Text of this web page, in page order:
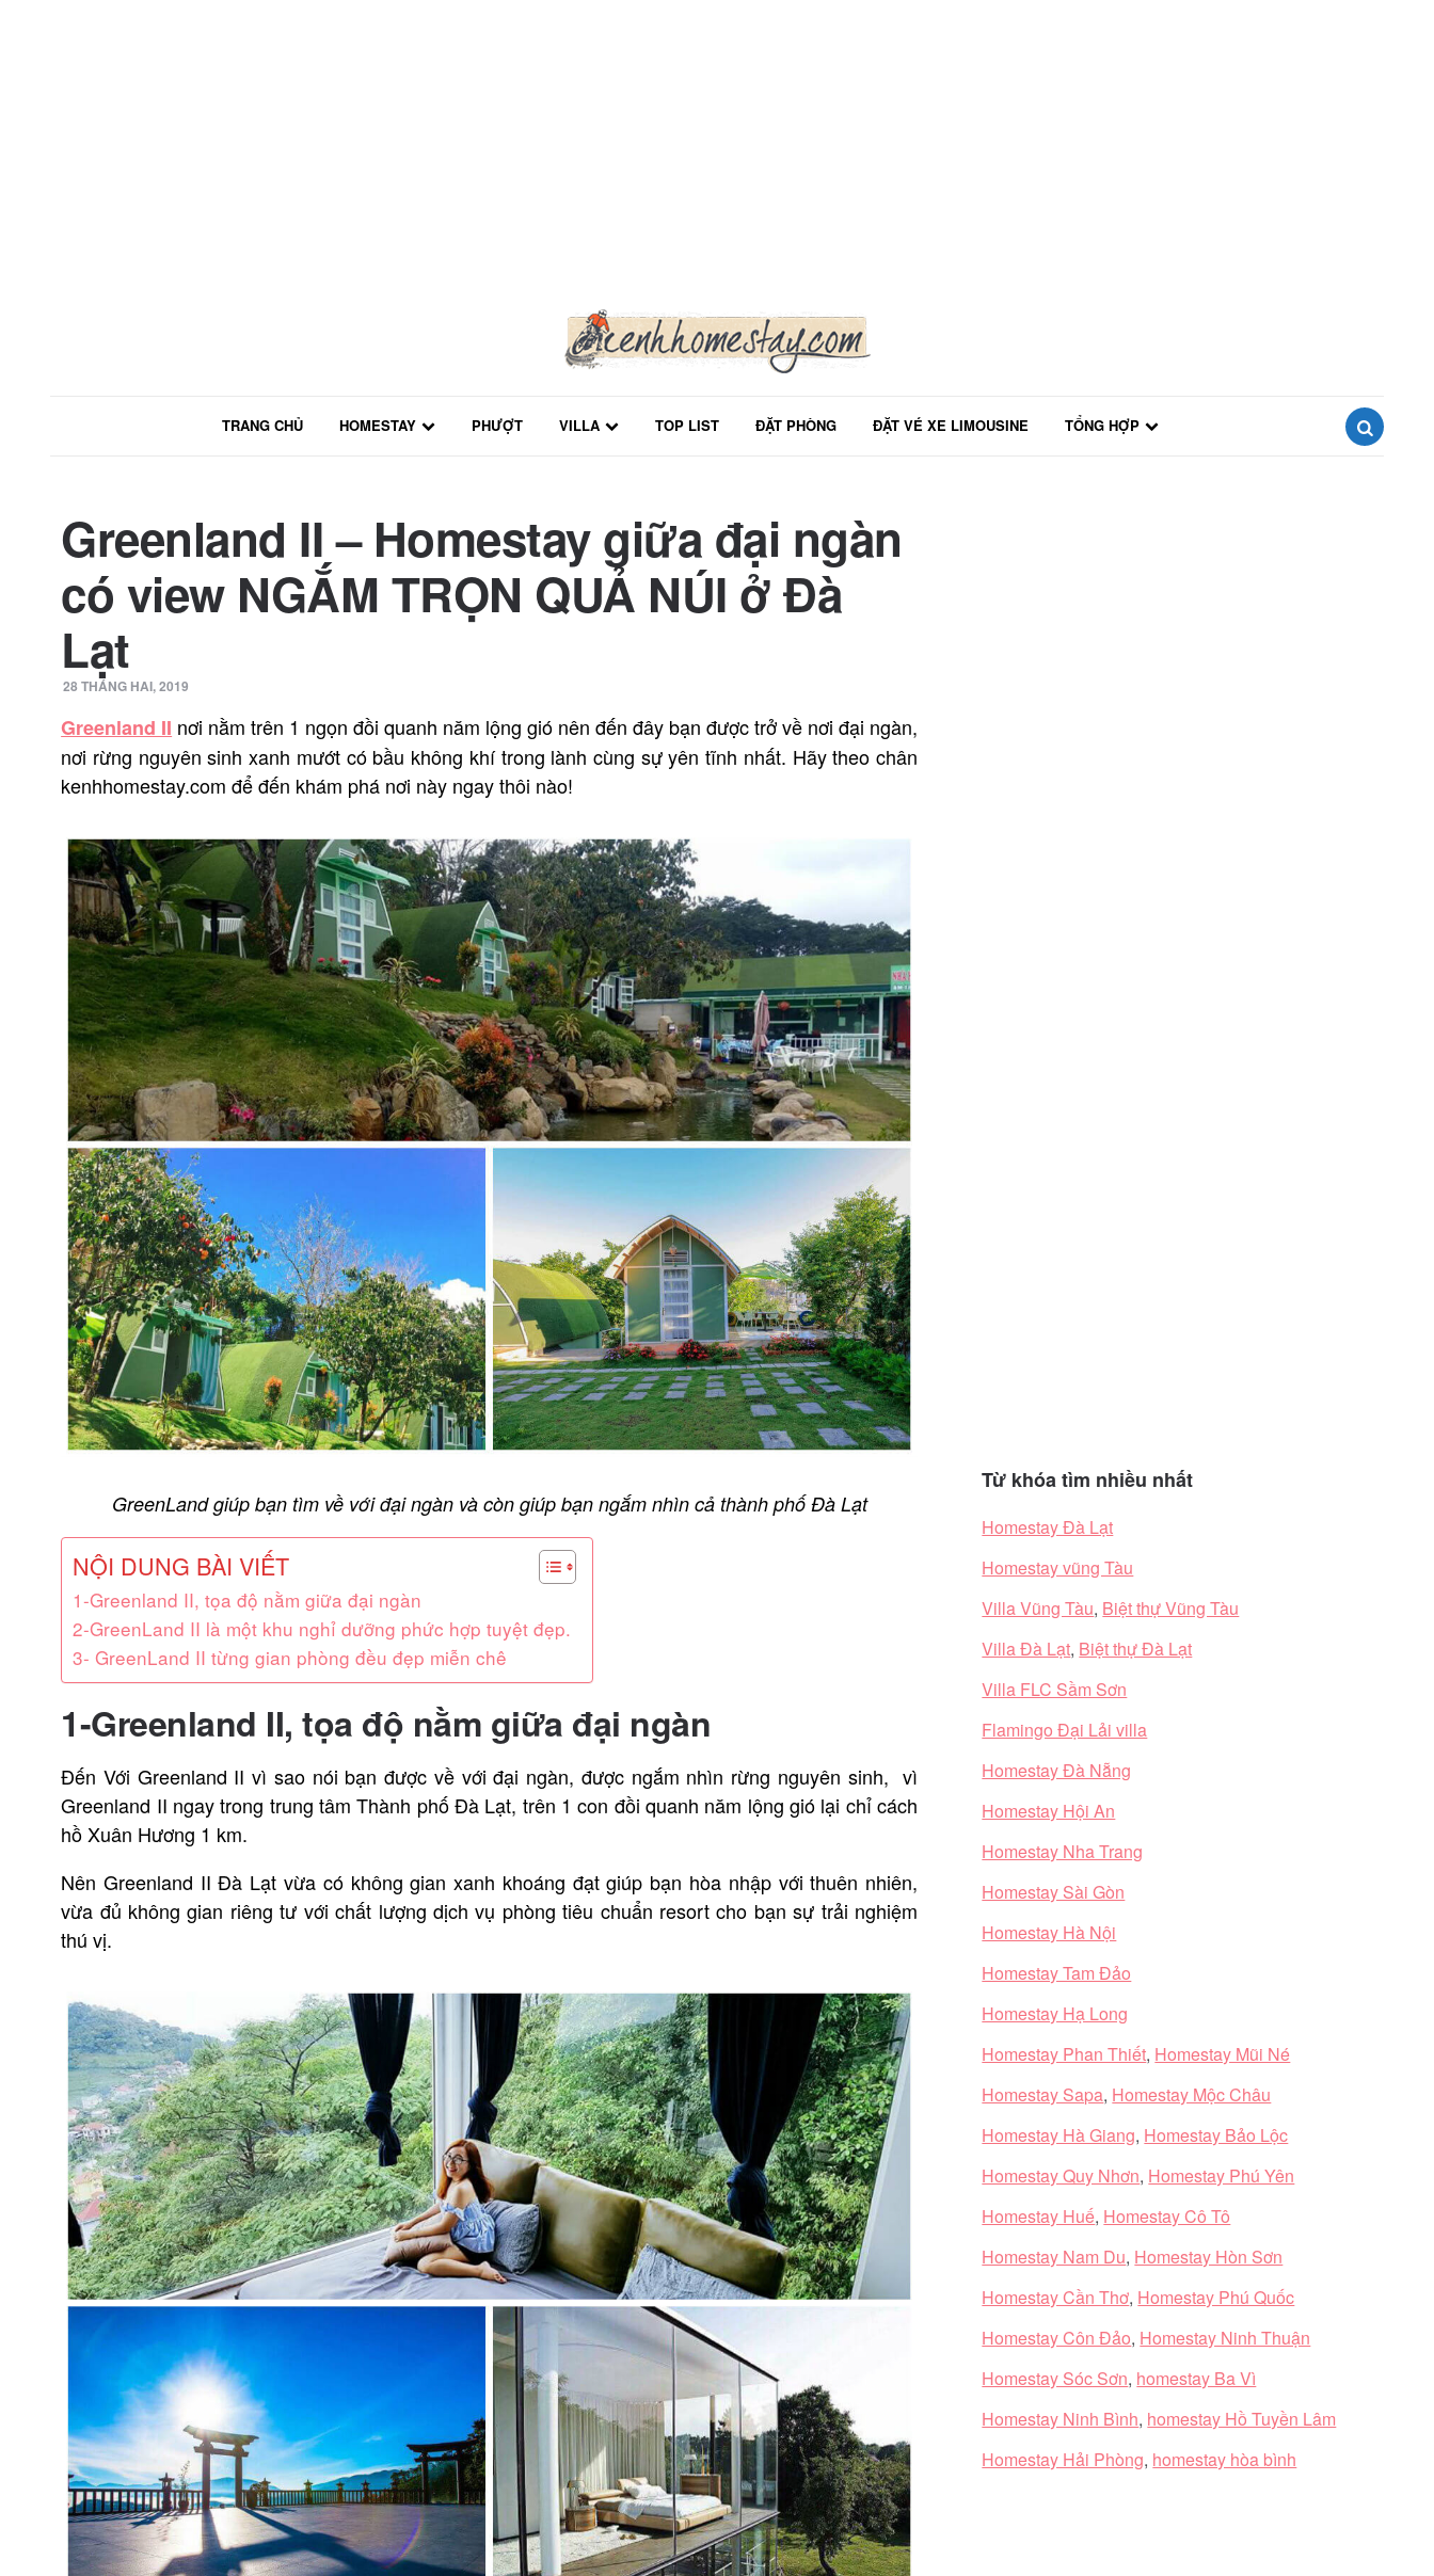
TRANG CHỦ HOMESTAY PHƯỢT VILLA TOP LIST ĐẶT PHÒNG ĐẶT VÉ XE LIMOUSINE
TỔNG HỢP
Greenland II – Homestay giữa đại ngàn
có view NGẮM TRỌN QUẢ NÚI ở Đà
Lạt
28 THÁNG HAI, 2019
Greenland II nơi nằm trên 1 ngọn đồi quanh năm lộng gió nên đến đây bạn được trở về nơi đại ngàn,
nơi rừng nguyên sinh xanh mướt có bầu không khí trong lành cùng sự yên tĩnh nhất. Hãy theo chân
kenhhomestay.com để đến khám phá nơi này ngay thôi nào!
GreenLand giúp bạn tìm về với đại ngàn và còn giúp bạn ngắm nhìn cả thành phố Đà Lạt
NỘI DUNG BÀI VIẾT
1-Greenland II, tọa độ nằm giữa đại ngàn
2-GreenLand II là một khu nghỉ dưỡng phức hợp tuyệt đẹp.
3- GreenLand II từng gian phòng đều đẹp miễn chê
1-Greenland II, tọa độ nằm giữa đại ngàn
Đến Với Greenland II vì sao nói bạn được về với đại ngàn, được ngắm nhìn rừng nguyên sinh, vì
Greenland II ngay trong trung tâm Thành phố Đà Lạt, trên 1 con đồi quanh năm lộng gió lại chỉ cách
hồ Xuân Hương 1 km.
Nên Greenland II Đà Lạt vừa có không gian xanh khoáng đạt giúp bạn hòa nhập với thuên nhiên,
vừa đủ không gian riêng tư với chất lượng dịch vụ phòng tiêu chuẩn resort cho bạn sự trải nghiệm
thú vị.
Từ khóa tìm nhiều nhất
Homestay Đà Lạt
Homestay vũng Tàu
Villa Vũng Tàu, Biệt thự Vũng Tàu
Villa Đà Lạt, Biệt thự Đà Lạt
Villa FLC Sầm Sơn
Flamingo Đại Lải villa
Homestay Đà Nẵng
Homestay Hội An
Homestay Nha Trang
Homestay Sài Gòn
Homestay Hà Nội
Homestay Tam Đảo
Homestay Hạ Long
Homestay Phan Thiết, Homestay Mũi Né
Homestay Sapa, Homestay Mộc Châu
Homestay Hà Giang, Homestay Bảo Lộc
Homestay Quy Nhơn, Homestay Phú Yên
Homestay Huế, Homestay Cô Tô
Homestay Nam Du, Homestay Hòn Sơn
Homestay Cần Thơ, Homestay Phú Quốc
Homestay Côn Đảo, Homestay Ninh Thuận
Homestay Sóc Sơn, homestay Ba Vì
Homestay Ninh Bình, homestay Hồ Tuyền Lâm
Homestay Hải Phòng, homestay hòa bình